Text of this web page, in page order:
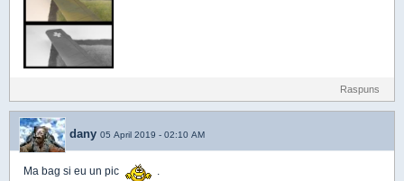
Raspuns
dany 05 April 2019 - 02:10 AM
Ma bag si eu un pic
.